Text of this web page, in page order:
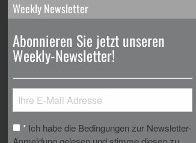
Weekly Newsletter
Abonnieren Sie jetzt unseren
Weekly-Newsletter!
* Ich habe die Bedingungen zur Newsletter-